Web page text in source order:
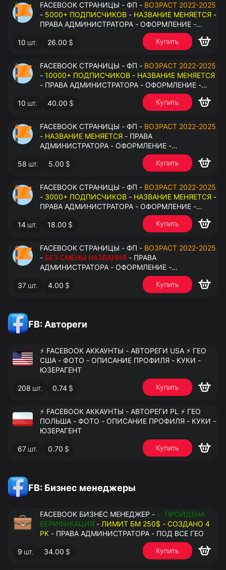
FACEBOOK СТРАНИЦЫ - ФП - ВОЗРАСТ 2022-2025
- 5000+ ПОДПИСЧИКОВ - НАЗВАНИЕ МЕНЯЕТСЯ -
ПРАВА АДМИНИСТРАТОРА - ОФОРМЛЕНИЕ -
ЗАПОЛНЕННАЯ ИНФОРМАЦИЯ - ПОД ВСЕ ГЕО
10 шт. 26.00 $ Купить
FACEBOOK СТРАНИЦЫ - ФП - ВОЗРАСТ 2022-2025
- 10000+ ПОДПИСЧИКОВ - НАЗВАНИЕ МЕНЯЕТСЯ
- ПРАВА АДМИНИСТРАТОРА - ОФОРМЛЕНИЕ -
ЗАПОЛНЕННАЯ ИНФОРМАЦИЯ - ПОД ВСЕ ГЕО
10 шт. 40.00 $ Купить
FACEBOOK СТРАНИЦЫ - ФП - ВОЗРАСТ 2022-2025
- НАЗВАНИЕ МЕНЯЕТСЯ - ПРАВА
АДМИНИСТРАТОРА - ОФОРМЛЕНИЕ -
ЗАПОЛНЕННАЯ ИНФОРМАЦИЯ - ПОД ВСЕ ГЕО
58 шт. 5.00 $ Купить
FACEBOOK СТРАНИЦЫ - ФП - ВОЗРАСТ 2022-2025
- 3000+ ПОДПИСЧИКОВ - НАЗВАНИЕ МЕНЯЕТСЯ -
ПРАВА АДМИНИСТРАТОРА - ОФОРМЛЕНИЕ -
ЗАПОЛНЕННАЯ ИНФОРМАЦИЯ - ПОД ВСЕ ГЕО
14 шт. 18.00 $ Купить
FACEBOOK СТРАНИЦЫ - ФП - ВОЗРАСТ 2022-2025
- БЕЗ СМЕНЫ НАЗВАНИЯ - ПРАВА
АДМИНИСТРАТОРА - ОФОРМЛЕНИЕ -
ЗАПОЛНЕННАЯ ИНФОРМАЦИЯ - ПОД ВСЕ ГЕО
37 шт. 4.00 $ Купить
FB: Автореги
⚡️ FACEBOOK АККАУНТЫ - АВТОРЕГИ USA ⚡️ ГЕО
США - ФОТО - ОПИСАНИЕ ПРОФИЛЯ - КУКИ -
ЮЗЕРАГЕНТ
208 шт. 0.74 $ Купить
⚡️ FACEBOOK АККАУНТЫ - АВТОРЕГИ PL ⚡️ ГЕО
ПОЛЬША - ФОТО - ОПИСАНИЕ ПРОФИЛЯ - КУКИ -
ЮЗЕРАГЕНТ
67 шт. 0.70 $ Купить
FB: Бизнес менеджеры
FACEBOOK БИЗНЕС МЕНЕДЖЕР - ✅ ПРОЙДЕНА
ВЕРИФИКАЦИЯ - ЛИМИТ БМ 250$ - СОЗДАНО 4
РК - ПРАВА АДМИНИСТРАТОРА - ПОД ВСЕ ГЕО
9 шт. 34.00 $ Купить